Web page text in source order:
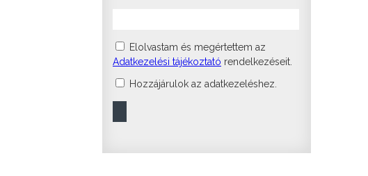
Elolvastam és megértettem az
Adatkezelési tájékoztató rendelkezéseit.
Hozzájárulok az adatkezeléshez.